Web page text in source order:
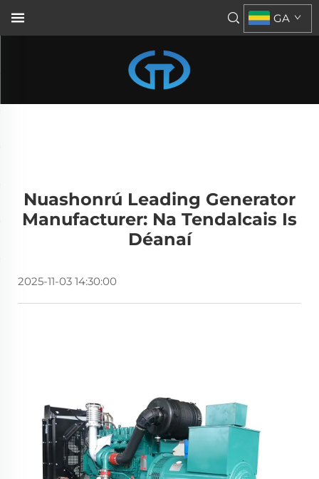
GA
Nuashonrú Leading Generator
Manufacturer: Na Tendalcais Is
Déanaí
2025-11-03 14:30:00